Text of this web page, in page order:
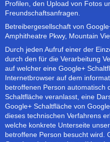
Profilen, den Upload von Fotos
Freundschaftsanfragen.
Betreibergesellschaft von
Amphitheatre Pkwy, Mountain
Durch jeden Aufruf einer der
durch den für die Verarbeitung
auf welcher eine Google+
Internetbrowser auf dem
betroffenen Person automatisch
Schaltfläche veranlasst, eine
Google+ Schaltfläche von
dieses technischen Verfahrens
welche konkrete Unterseite
betroffene Person besucht wird.